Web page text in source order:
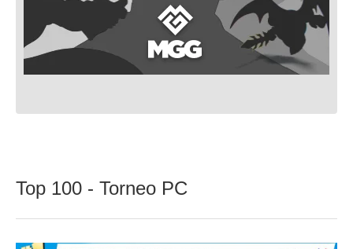
Top 100 - Torneo PC